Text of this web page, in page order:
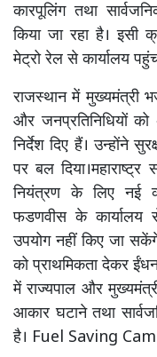
कारपूलिंग तथा
किया जा रहा है। इसी
मेट्रो रेल से कार्यालय
राजस्थान में मुख्यमंत्री
और जनप्रतिनिधियों
निर्देश दिए हैं। उन्होंने
पर बल
नियंत्रण के लिए नई
फडणवीस के कार्यालय
उपयोग नहीं किए जा
को प्राथमिकता देकर
में राज्यपाल और
आकार घटाने तथा
है। Fuel Saving